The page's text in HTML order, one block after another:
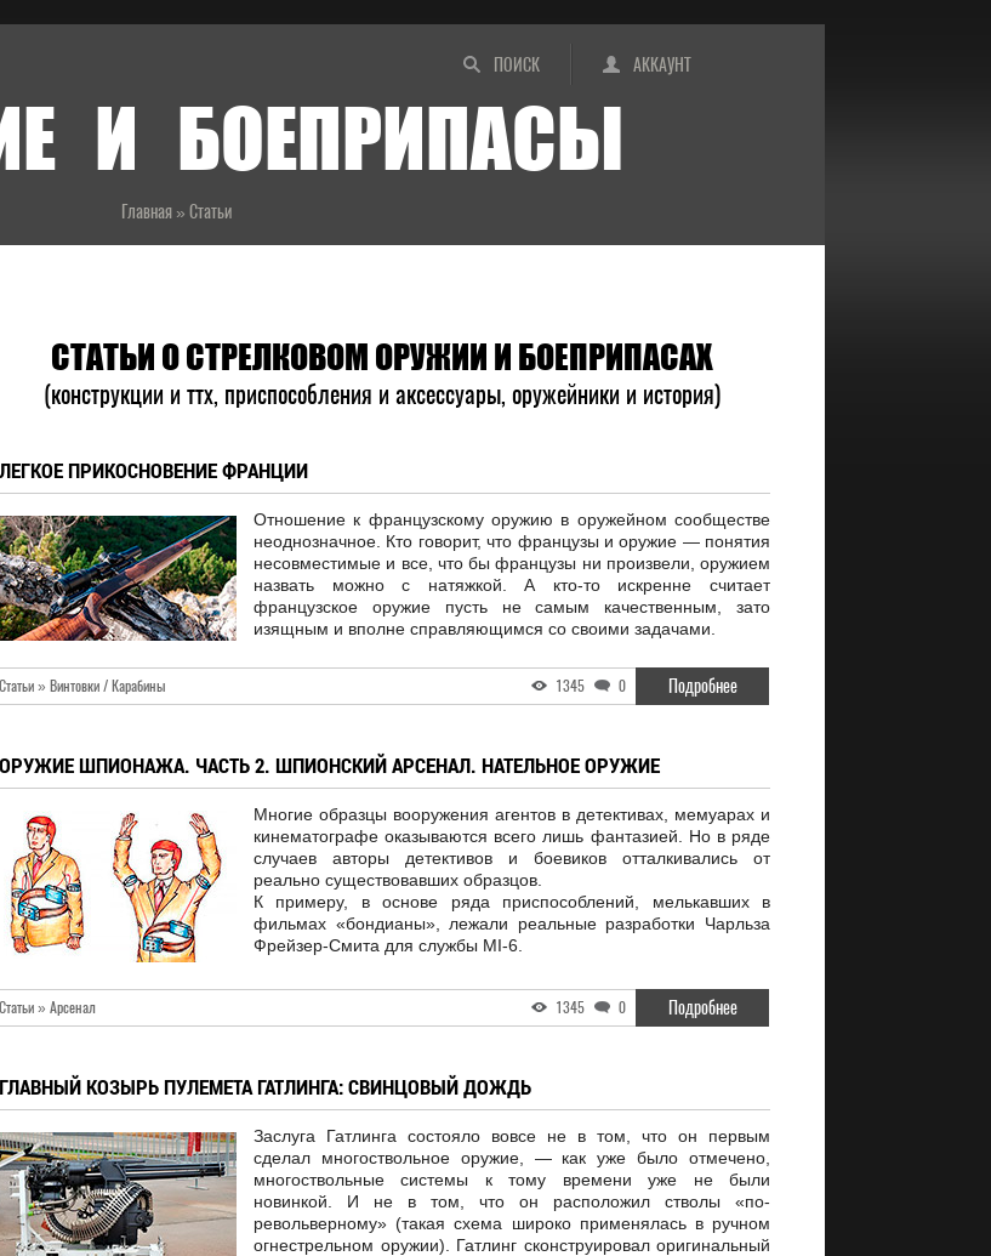
ПОИСК АККАУНТ
И БОЕПРИПАСЫ
Главная» Статьи
СТАТЬИ О СТРЕЛКОВОМ ОРУЖИИ И БОЕПРИПАСАХ
(конструкции и ттх, приспособления и аксессуары, оружейники и история)
ЛЕГКОЕ ПРИКОСНОВЕНИЕ ФРАНЦИИ
Отношение к французскому оружию в оружейном сообществе
неоднозначное. Кто говорит, что французы и оружие — понятия
несовместимые и все, что бы французы ни произвели, оружием
назвать можно с натяжкой. А кто-то искренне считает
французское оружие пусть не самым качественным, зато
изящным и вполне справляющимся со своими задачами.
Статьи » Винтовки / Карабины 1345 0 Подробнее
ОРУЖИЕ ШПИОНАЖА. ЧАСТЬ 2. ШПИОНСКИЙ АРСЕНАЛ. НАТЕЛЬНОЕ ОРУЖИЕ
Многие образцы вооружения агентов в детективах, мемуарах и
кинематографе оказываются всего лишь фантазией. Но в ряде
случаев авторы детективов и боевиков отталкивались от
реально существовавших образцов.
К примеру, в основе ряда приспособлений, мелькавших в
фильмах «бондианы», лежали реальные разработки Чарльза
Фрейзер-Смита для службы MI-6.
Статьи » Арсенал 1345 0 Подробнее
ГЛАВНЫЙ КОЗЫРЬ ПУЛЕМЕТА ГАТЛИНГА: СВИНЦОВЫЙ ДОЖДЬ
Заслуга Гатлинга состояло вовсе не в том, что он первым
сделал многоствольное оружие, — как уже было отмечено,
многоствольные системы к тому времени уже не были
новинкой. И не в том, что он расположил стволы «по-
револьверному» (такая схема широко применялась в ручном
огнестрельном оружии). Гатлинг сконструировал оригинальный